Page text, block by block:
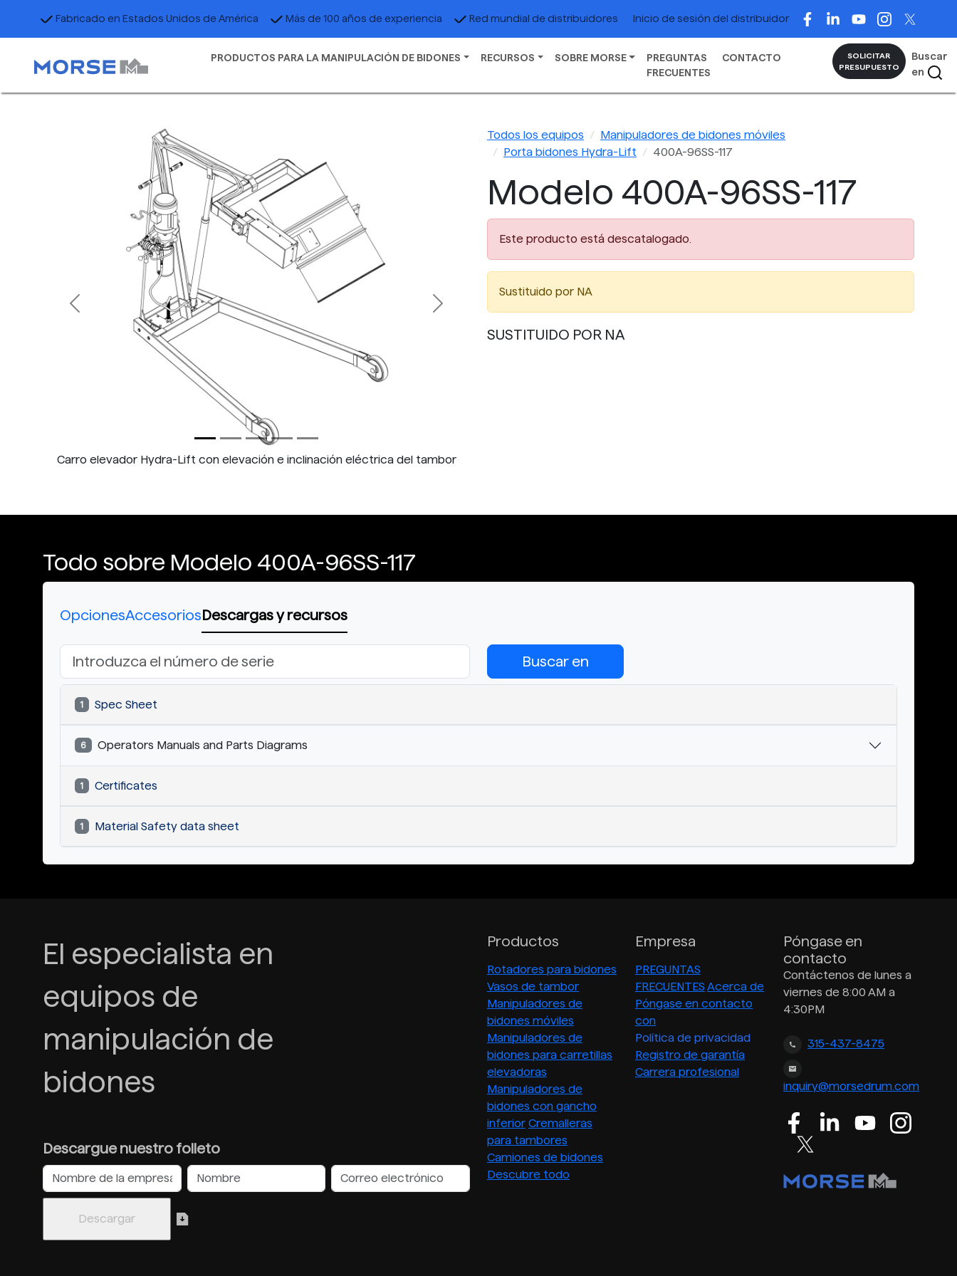
Fabricado en Estados Unidos de América Más de 100 años de experiencia Red mundial de distribuidores Inicio de sesión del distribuidor
PRODUCTOS PARA LA MANIPULACIÓN DE BIDONES RECURSOS SOBRE MORSE
PREGUNTAS
FRECUENTES
CONTACTO
SOLICITAR
PRESUPUESTO
Buscar
en
Carro elevador Hydra-Lift con elevación e inclinación eléctrica del tambor
Previous Next
Todos los equipos
Manipuladores de bidones móviles
Porta bidones Hydra-Lift
400A-96SS-117
Modelo 400A-96SS-117
Este producto está descatalogado.
Sustituido por NA
SUSTITUIDO POR NA
Todo sobre Modelo 400A-96SS-117
OpcionesAccesoriosDescargas y recursos
Buscar en
1 Spec Sheet
6 Operators Manuals and Parts Diagrams
1 Certificates
1 Material Safety data sheet
El especialista en
equipos de
manipulación de
bidones
Descargue nuestro folleto
Productos
Rotadores para bidones
Vasos de tambor
Manipuladores de
bidones móviles
Manipuladores de
bidones para carretillas
elevadoras
Manipuladores de
bidones con gancho
inferior Cremalleras
para tambores
Camiones de bidones
Descubre todo
Empresa
PREGUNTAS
FRECUENTES Acerca de
Póngase en contacto
con
Política de privacidad
Registro de garantía
Carrera profesional
Póngase en
contacto
Contáctenos de lunes a
viernes de 8:00 AM a
4:30PM
315-437-8475
inquiry@morsedrum.com